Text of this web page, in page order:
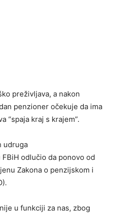
preživljava, a nakon
penzioner očekuje da ima
“spaja kraj s krajem”.
udruga
odlučio da ponovo od
Zakona o penzijskom i
u funkciji za nas, zbog